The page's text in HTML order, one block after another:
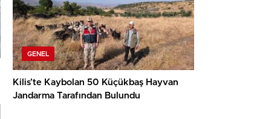
GENEL
Kilis’te Kaybolan 50 Küçükbaş Hayvan
Jandarma Tarafından Bulundu